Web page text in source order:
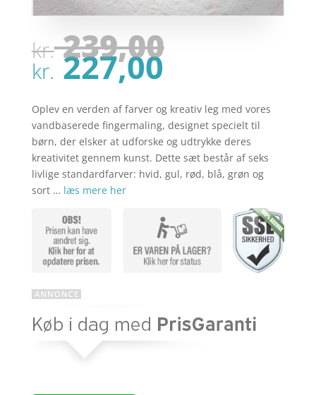
kr.239,00Den
var:
kr.
kr.227,00Den
pris
er:
kr.
Oplev en verden af farver og kreativ leg med vores
vandbaserede fingermaling, designet specielt til
børn, der elsker at udforske og udtrykke deres
kreativitet gennem kunst. Dette sæt består af seks
livlige standardfarver: hvid, gul, rød, blå, grøn og
sort … læs mere her